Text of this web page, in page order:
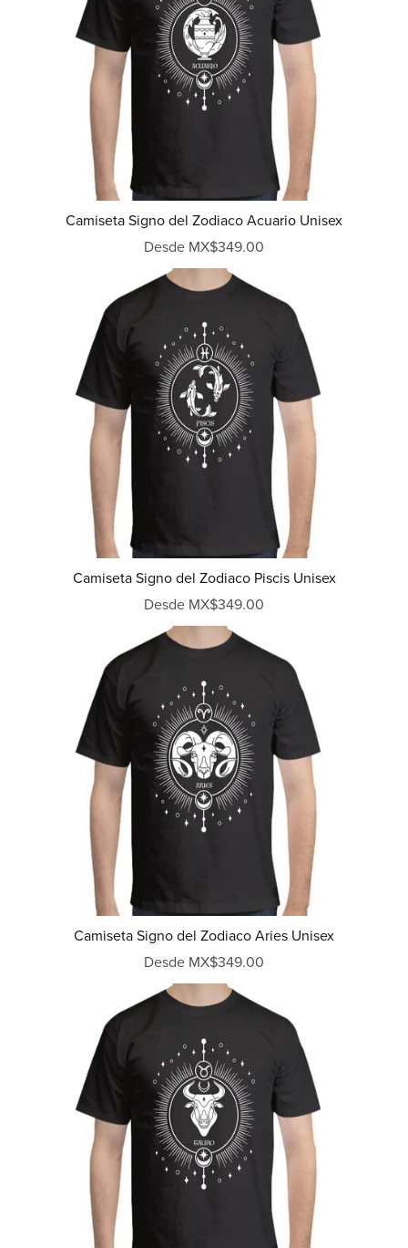
Camiseta Signo del Zodiaco Acuario Unisex
Desde MX$349.00
Camiseta Signo del Zodiaco Piscis Unisex
Desde MX$349.00
Camiseta Signo del Zodiaco Aries Unisex
Desde MX$349.00